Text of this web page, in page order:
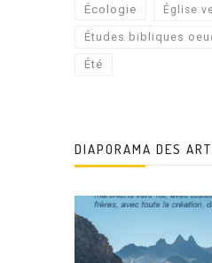
Écologie Église
Études bibliques
Été
DIAPORAMA DES